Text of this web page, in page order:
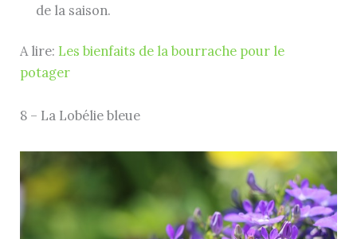
de la saison.
A lire: Les bienfaits de la bourrache pour le
potager
8 – La Lobélie bleue